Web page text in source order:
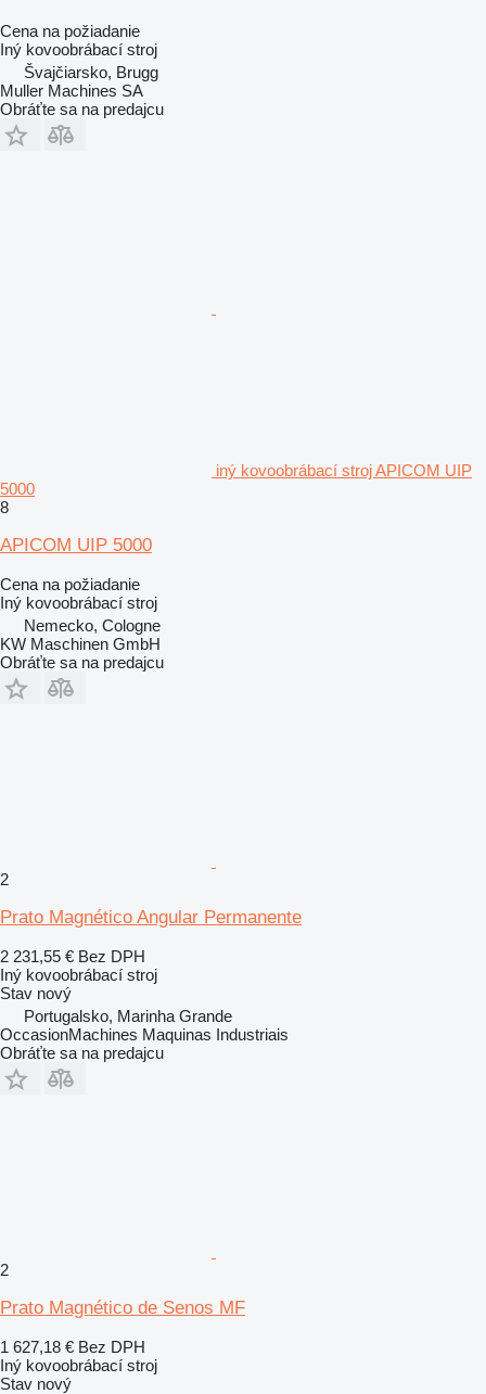
Cena na požiadanie
Iný kovoobrábací stroj
Švajčiarsko, Brugg
Muller Machines SA
Obráťte sa na predajcu
iný kovoobrábací stroj APICOM UIP
5000
8
APICOM UIP 5000
Cena na požiadanie
Iný kovoobrábací stroj
Nemecko, Cologne
KW Maschinen GmbH
Obráťte sa na predajcu
2
Prato Magnético Angular Permanente
2 231,55 € Bez DPH
Iný kovoobrábací stroj
Stav nový
Portugalsko, Marinha Grande
OccasionMachines Maquinas Industriais
Obráťte sa na predajcu
2
Prato Magnético de Senos MF
1 627,18 € Bez DPH
Iný kovoobrábací stroj
Stav nový